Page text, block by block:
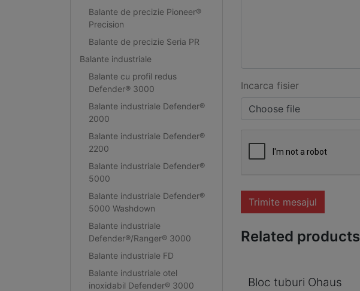
Balante de precizie Pioneer®
Precision
Balante de precizie Seria PR
Balante industriale
Balante cu profil redus
Defender® 3000
Balante industriale Defender®
2000
Balante industriale Defender®
2200
Balante industriale Defender®
5000
Balante industriale Defender®
5000 Washdown
Balante industriale
Defender®/Ranger® 3000
Balante industriale FD
Balante industriale otel
inoxidabil Defender® 3000
Incarca fisier
Choose file
Trimite mesajul
Related products
Bloc tuburi Ohaus